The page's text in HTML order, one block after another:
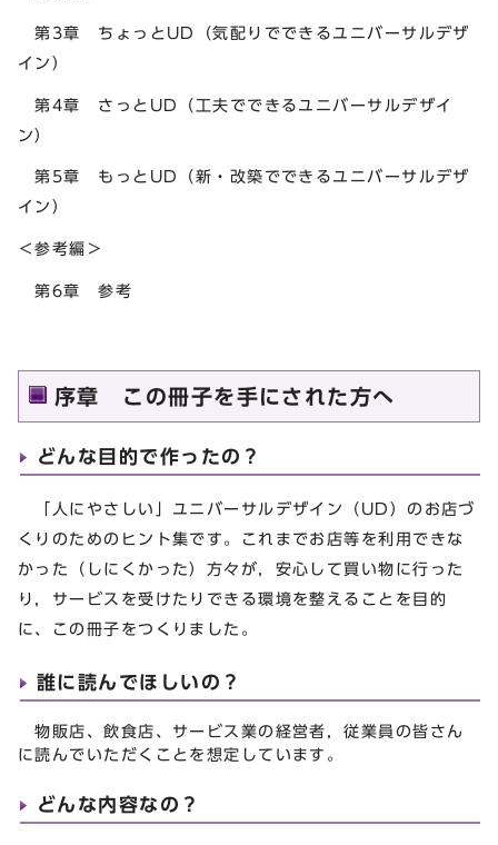
第3章 ちょっとUD（気配りでできるユニバーサルデザ
イン）
第4章 さっとUD（工夫でできるユニバーサルデザイ
ン）
第5章 もっとUD（新・改築でできるユニバーサルデザ
イン）
＜参考編＞
第6章 参考
序章 この冊子を手にされた方へ
どんな目的で作ったの？
「人にやさしい」ユニバーサルデザイン（UD）のお店づ
くりのためのヒント集です。これまでお店等を利用できな
かった（しにくかった）方々が，安心して買い物に行った
り，サービスを受けたりできる環境を整えることを目的
に、この冊子をつくりました。
誰に読んでほしいの？
物販店、飲食店、サービス業の経営者，従業員の皆さん
に読んでいただくことを想定しています。
どんな内容なの？